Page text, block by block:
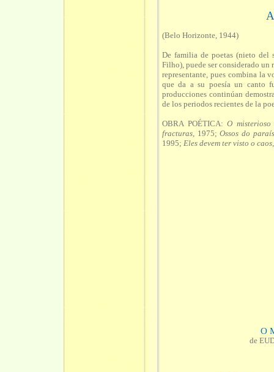
(Belo Horizonte, 1944)
De familia de poetas (nieto del
Filho), puede ser considerado un
representante, pues combina la
que da a su poesía un canto
producciones continúan
de los periodos recientes de la
OBRA POÉTICA:O
fracturas , 1975;Ossos do
1995; Eles devem ter visto o caos
O
de